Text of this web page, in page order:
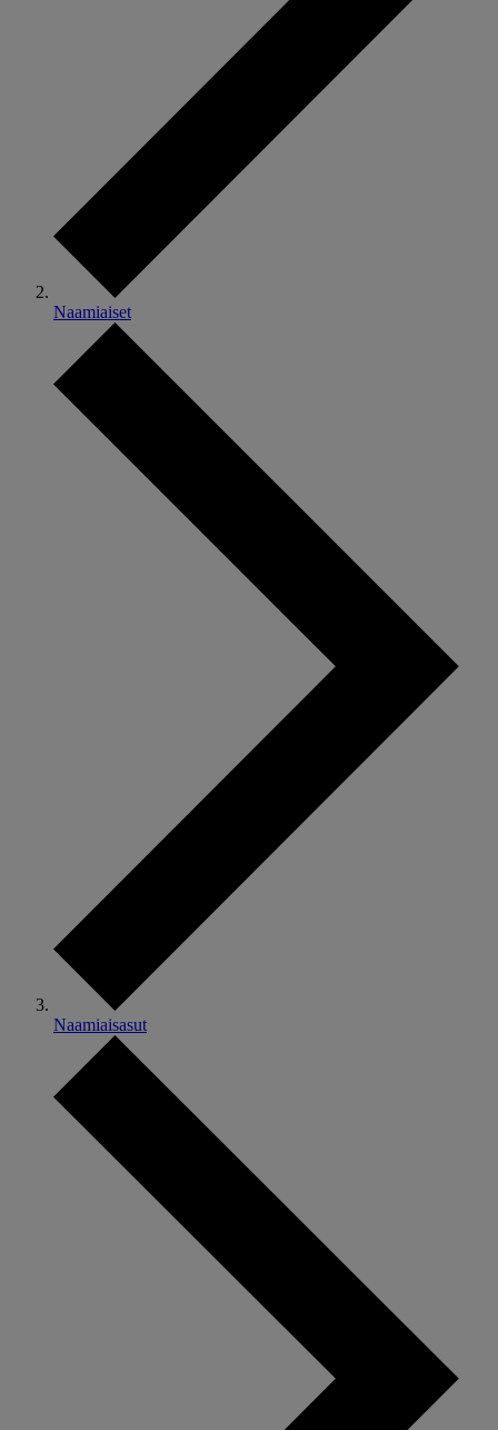
Naamiaiset
Naamiaisasut